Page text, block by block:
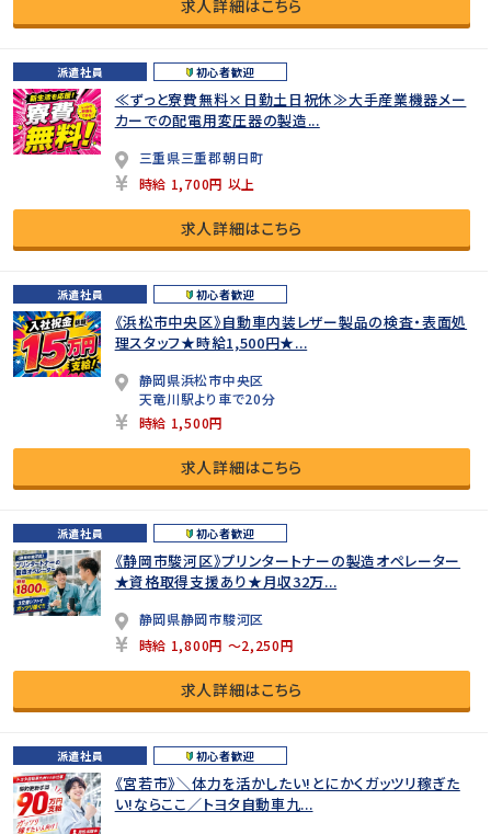
求人詳細はこちら
派遣社員 初心者歓迎
≪ずっと寮費無料×日勤土日祝休≫大手産業機器メー
カーでの配電用変圧器の製造...
三重県三重郡朝日町
時給 1,700円 以上
求人詳細はこちら
派遣社員 初心者歓迎
《浜松市中央区》自動車内装レザー製品の検査・表面処
理スタッフ★時給1,500円★...
静岡県浜松市中央区
天竜川駅より車で20分
時給 1,500円
求人詳細はこちら
派遣社員 初心者歓迎
《静岡市駿河区》プリンタートナーの製造オペレーター
★資格取得支援あり★月収32万...
静岡県静岡市駿河区
時給 1,800円 ～2,250円
求人詳細はこちら
派遣社員 初心者歓迎
《宮若市》＼体力を活かしたい!とにかくガッツリ稼ぎた
い!ならここ／トヨタ自動車九...